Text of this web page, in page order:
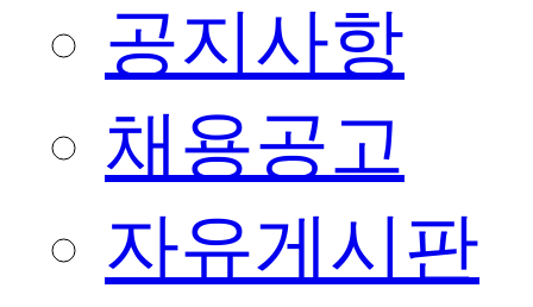
공지사항
채용공고
자유게시판